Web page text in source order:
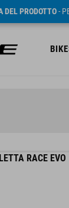
DEL PRODOTTO-
RACE EVO